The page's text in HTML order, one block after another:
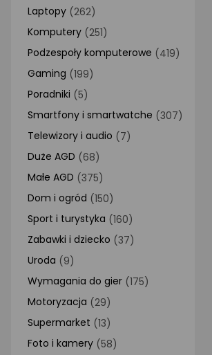
Foto i kamery
AGD małe
Dom i ogród
Biuro i firma
Sport i turystyka
Zabawki i dziecko
Uroda i zdrowie
Supermarket
Laptopy (262)
Komputery (251)
Podzespoły komputerowe (419)
Gaming (199)
Poradniki (5)
Smartfony i smartwatche (307)
Telewizory i audio (7)
Duże AGD (68)
Małe AGD (375)
Dom i ogród (150)
Sport i turystyka (160)
Zabawki i dziecko (37)
Uroda (9)
Wymagania do gier (175)
Motoryzacja (29)
Supermarket (13)
Foto i kamery (58)